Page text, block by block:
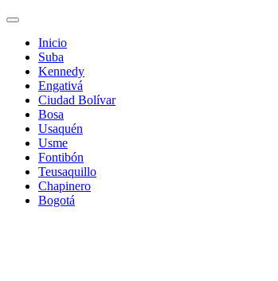
Inicio
Suba
Kennedy
Engativá
Ciudad Bolívar
Bosa
Usaquén
Usme
Fontibón
Teusaquillo
Chapinero
Bogotá